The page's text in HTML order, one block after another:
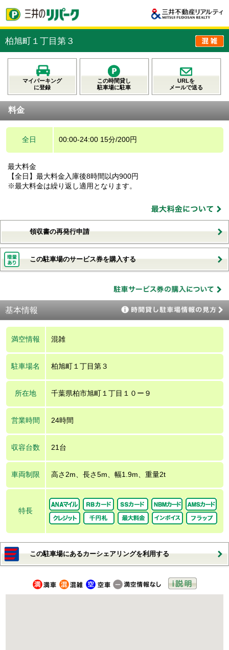
柏旭町１丁目第３
マイパーキング
に登録
この時間貸し
駐車場に駐車
URLを
メールで送る
料金
全日 00:00-24:00 15分/200円
最大料金
【全日】最大料金入庫後8時間以内900円
※最大料金は繰り返し適用となります。
領収書の再発行申請
この駐車場のサービス券を購入する
基本情報
満空情報 混雑
駐車場名 柏旭町１丁目第３
所在地 千葉県柏市旭町１丁目１０ー９
営業時間 24時間
収容台数 21台
車両制限 高さ2m、長さ5m、幅1.9m、重量2t
特長
この駐車場にあるカーシェアリングを利用する